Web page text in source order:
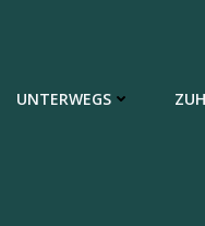
UNTERWEGS